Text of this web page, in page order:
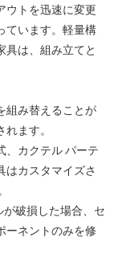
ウトを迅速に変更
ています。軽量構
は、組み立てと
組み替えることが
ます。
、カクテル パーテ
はカスタマイズさ
破損した場合、セ
ーネントのみを修